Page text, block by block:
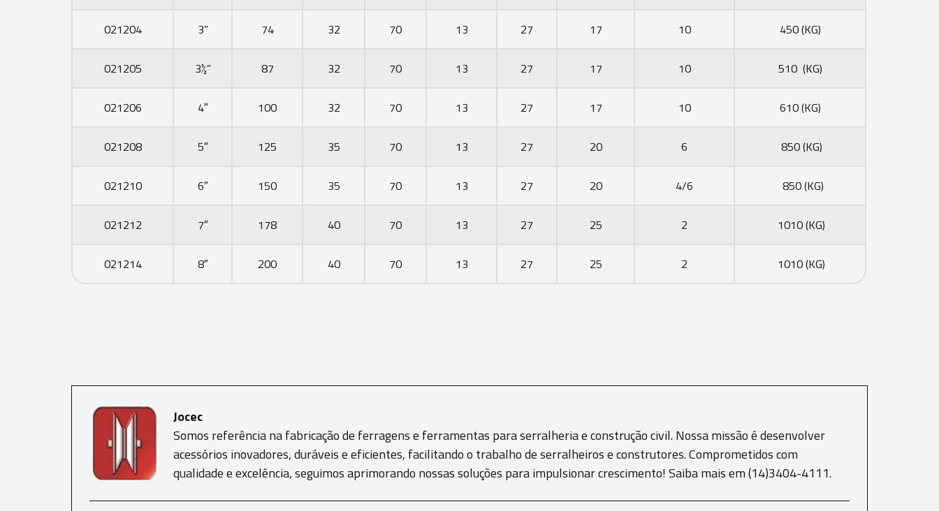
021204 3” 74 32 70 13 27 17 10 450 (KG)
021205 3½” 87 32 70 13 27 17 10 510 (KG)
021206 4″ 100 32 70 13 27 17 10 610 (KG)
021208 5″ 125 35 70 13 27 20 6 850 (KG)
021210 6″ 150 35 70 13 27 20 4/6 850 (KG)
021212 7″ 178 40 70 13 27 25 2 1010 (KG)
021214 8″ 200 40 70 13 27 25 2 1010 (KG)
Jocec
Somos referência na fabricação de ferragens e ferramentas para serralheria e construção civil. Nossa missão é desenvolver
acessórios inovadores, duráveis e eficientes, facilitando o trabalho de serralheiros e construtores. Comprometidos com
qualidade e excelência, seguimos aprimorando nossas soluções para impulsionar crescimento! Saiba mais em (14)3404-4111.